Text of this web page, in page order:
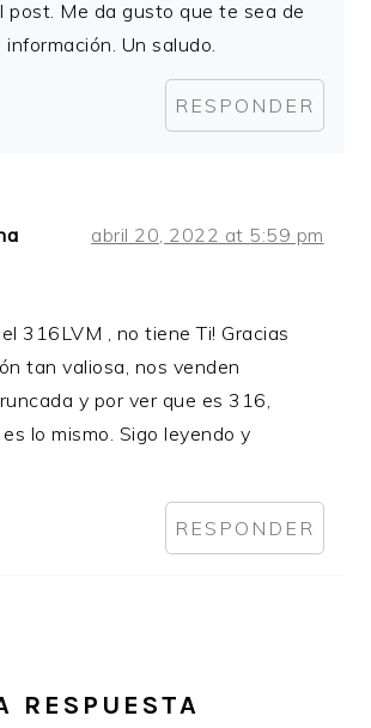
post. Me da gusto que te sea de
Un saludo.
RESPONDER
abril 20, 2022 at 5:59 pm
316LVM , no tiene Ti! Gracias
tan valiosa, nos venden
y por ver que es 316,
lo mismo. Sigo leyendo y
RESPONDER
RESPUESTA